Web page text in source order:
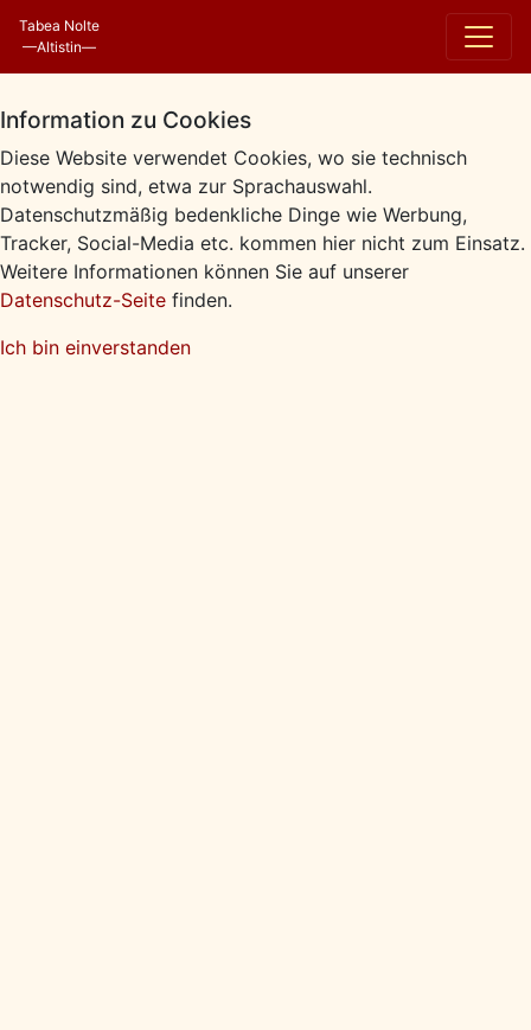
Tabea Nolte
—Altistin—
Information zu Cookies
Diese Website verwendet Cookies, wo sie technisch
notwendig sind, etwa zur Sprachauswahl.
Datenschutzmäßig bedenkliche Dinge wie Werbung,
Tracker, Social-Media etc. kommen hier nicht zum Einsatz.
Weitere Informationen können Sie auf unserer
Datenschutz-Seite finden.
Ich bin einverstanden